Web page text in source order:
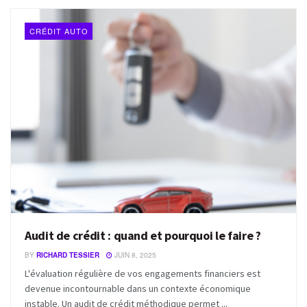
CRÉDIT AUTO
Audit de crédit : quand et pourquoi le faire ?
BY RICHARD TESSIER JUIN 8, 2025
L'évaluation régulière de vos engagements financiers est
devenue incontournable dans un contexte économique
instable. Un audit de crédit méthodique permet ...